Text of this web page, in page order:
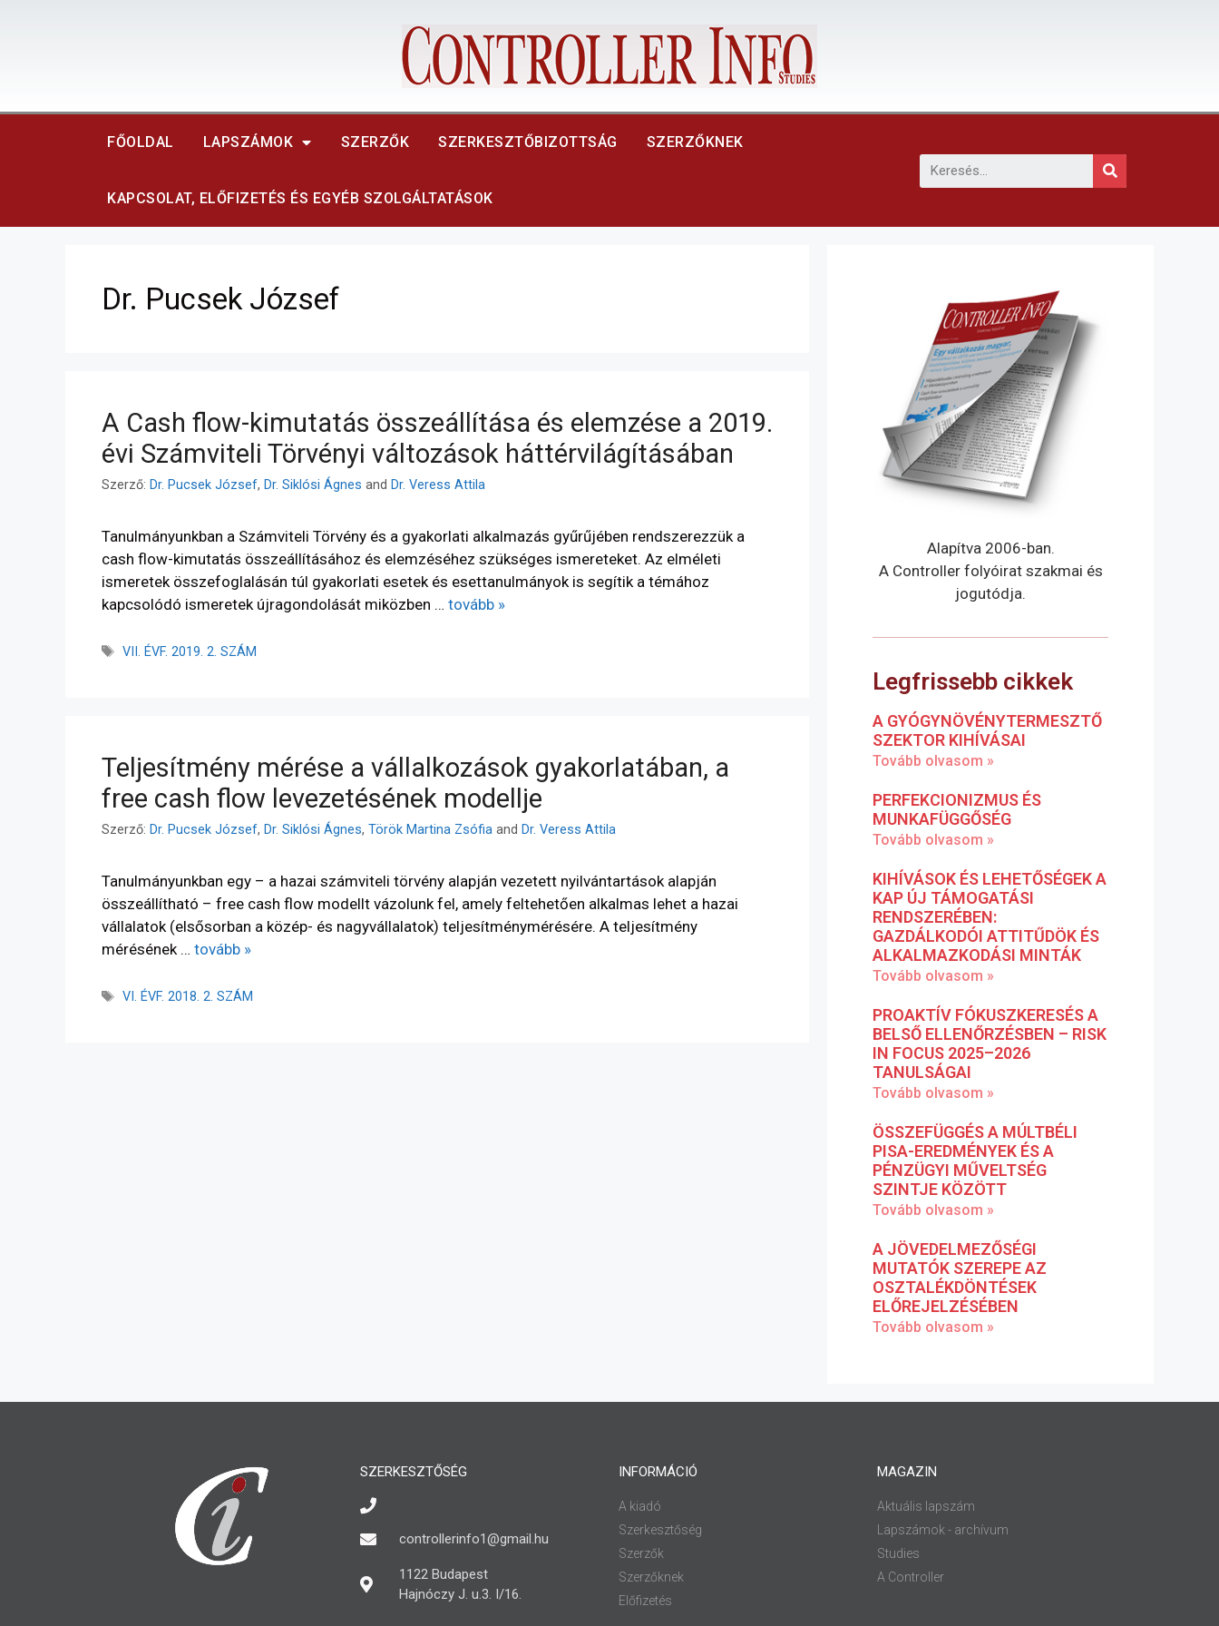
FŐOLDAL LAPSZÁMOK SZERZŐK SZERKESZTŐBIZOTTSÁG SZERZŐKNEK
KAPCSOLAT, ELŐFIZETÉS ÉS EGYÉB SZOLGÁLTATÁSOK
Dr. Pucsek József
A Cash flow-kimutatás összeállítása és elemzése a 2019.
évi Számviteli Törvényi változások háttérvilágításában
Szerző: Dr. Pucsek József, Dr. Siklósi Ágnes and Dr. Veress Attila
Tanulmányunkban a Számviteli Törvény és a gyakorlati alkalmazás gyűrűjében rendszerezzük a
cash flow-kimutatás összeállításához és elemzéséhez szükséges ismereteket. Az elméleti
ismeretek összefoglalásán túl gyakorlati esetek és esettanulmányok is segítik a témához
kapcsolódó ismeretek újragondolását miközben … tovább »
VII. ÉVF. 2019. 2. SZÁM
Teljesítmény mérése a vállalkozások gyakorlatában, a
free cash flow levezetésének modellje
Szerző: Dr. Pucsek József, Dr. Siklósi Ágnes, Török Martina Zsófia and Dr. Veress Attila
Tanulmányunkban egy – a hazai számviteli törvény alapján vezetett nyilvántartások alapján
összeállítható – free cash flow modellt vázolunk fel, amely feltehetően alkalmas lehet a hazai
vállalatok (elsősorban a közép- és nagyvállalatok) teljesítménymérésére. A teljesítmény
mérésének … tovább »
VI. ÉVF. 2018. 2. SZÁM
Alapítva 2006-ban.
A Controller folyóirat szakmai és
jogutódja.
Legfrissebb cikkek
A GYÓGYNÖVÉNYTERMESZTŐ
SZEKTOR KIHÍVÁSAI
Tovább olvasom »
PERFEKCIONIZMUS ÉS
MUNKAFÜGGŐSÉG
Tovább olvasom »
KIHÍVÁSOK ÉS LEHETŐSÉGEK A
KAP ÚJ TÁMOGATÁSI
RENDSZERÉBEN:
GAZDÁLKODÓI ATTITŰDÖK ÉS
ALKALMAZKODÁSI MINTÁK
Tovább olvasom »
PROAKTÍV FÓKUSZKERESÉS A
BELSŐ ELLENŐRZÉSBEN – RISK
IN FOCUS 2025–2026
TANULSÁGAI
Tovább olvasom »
ÖSSZEFÜGGÉS A MÚLTBÉLI
PISA-EREDMÉNYEK ÉS A
PÉNZÜGYI MŰVELTSÉG
SZINTJE KÖZÖTT
Tovább olvasom »
A JÖVEDELMEZŐSÉGI
MUTATÓK SZEREPE AZ
OSZTALÉKDÖNTÉSEK
ELŐREJELZÉSÉBEN
Tovább olvasom »
SZERKESZTŐSÉG
controllerinfo1@gmail.hu
1122 Budapest
Hajnóczy J. u.3. I/16.
INFORMÁCIÓ
A kiadó
Szerkesztőség
Szerzők
Szerzőknek
Előfizetés
MAGAZIN
Aktuális lapszám
Lapszámok - archívum
Studies
A Controller